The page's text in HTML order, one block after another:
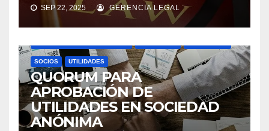
SEP 22, 2025 GERENCIA LEGAL
SOCIOS UTILIDADES
QUORUM PARA
APROBACIÓN DE
UTILIDADES EN SOCIEDAD
ANÓNIMA